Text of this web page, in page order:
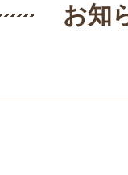
お知